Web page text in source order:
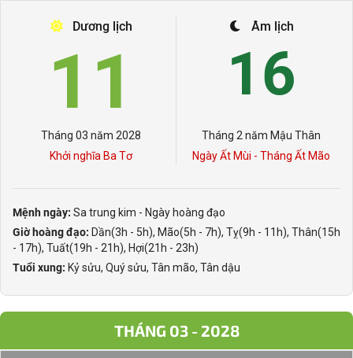
Dương lịch
11
Tháng 03 năm 2028
Khởi nghĩa Ba Tơ
Âm lịch
16
Tháng 2 năm Mậu Thân
Ngày Ất Mùi - Tháng Ất Mão
Mệnh ngày: Sa trung kim - Ngày hoàng đạo
Giờ hoàng đạo: Dần(3h - 5h), Mão(5h - 7h), Tỵ(9h - 11h), Thân(15h
- 17h), Tuất(19h - 21h), Hợi(21h - 23h)
Tuổi xung: Kỷ sửu, Quý sửu, Tân mão, Tân dậu
THÁNG 03 - 2028